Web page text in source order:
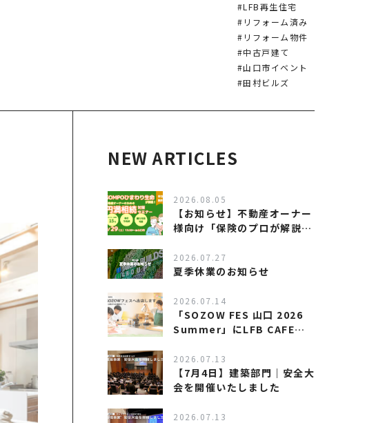
#LFB再生住宅
#リフォーム済み
#リフォーム物件
#中古戸建て
#山口市イベント
#田村ビルズ
NEW ARTICLES
2026.08.05
【お知らせ】不動産オーナー
様向け「保険のプロが解説す
催します
2026.07.27
夏季休業のお知らせ
2026.07.14
「SOZOW FES 山口 2026
Summer」にLFB CAFEが
2026.07.13
【7月4日】建築部門｜安全大
会を開催いたしました
2026.07.13